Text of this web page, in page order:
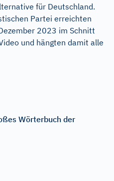
für Deutschland.
Partei erreichten
2023 im Schnitt
und hängten damit alle
Wörterbuch der